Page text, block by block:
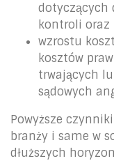
dotyczących
kontroli oraz
wzrostu
kosztów
trwających
sądowych
Powyższe
branży i same w
dłuższych